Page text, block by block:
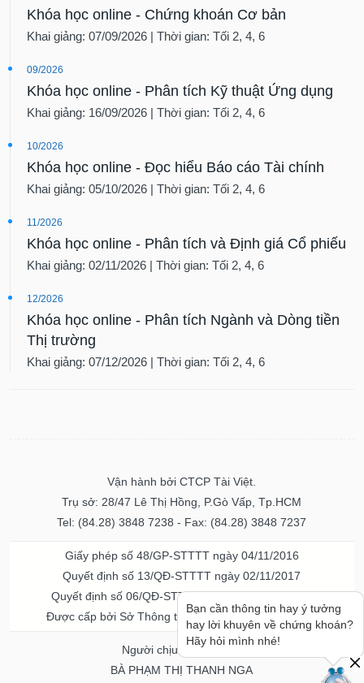
Khóa học online - Chứng khoán Cơ bản
Khai giảng: 07/09/2026 | Thời gian: Tối 2, 4, 6
09/2026
Khóa học online - Phân tích Kỹ thuật Ứng dụng
Khai giảng: 16/09/2026 | Thời gian: Tối 2, 4, 6
10/2026
Khóa học online - Đọc hiểu Báo cáo Tài chính
Khai giảng: 05/10/2026 | Thời gian: Tối 2, 4, 6
11/2026
Khóa học online - Phân tích và Định giá Cổ phiếu
Khai giảng: 02/11/2026 | Thời gian: Tối 2, 4, 6
12/2026
Khóa học online - Phân tích Ngành và Dòng tiền
Thị trường
Khai giảng: 07/12/2026 | Thời gian: Tối 2, 4, 6
Vận hành bởi CTCP Tài Việt.
Trụ sở: 28/47 Lê Thị Hồng, P.Gò Vấp, Tp.HCM
Tel: (84.28) 3848 7238 - Fax: (84.28) 3848 7237
Giấy phép số 48/GP-STTTT ngày 04/11/2016
Quyết định số 13/QĐ-STTTT ngày 02/11/2017
Quyết định số 06/QĐ-STTTT-ICP ngày 20/07/2023
Được cấp bởi Sở Thông tin và Truyền thông TPHCM
Người chịu trách nhiệm
BÀ PHẠM THỊ THANH NGA
Bạn cần thông tin hay ý tưởng
hay lời khuyên về chứng khoán?
Hãy hỏi mình nhé!